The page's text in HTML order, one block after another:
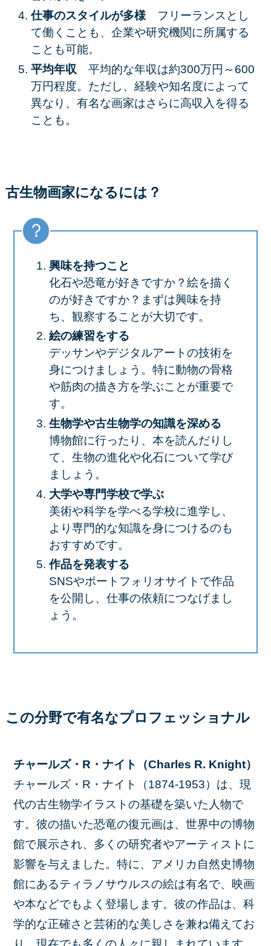
仕事のスタイルが多様
フリーランスとし
て働くことも、企業や研究機関に所属する
ことも可能。
平均年収 平均的な年収は約300万円～600
万円程度。ただし、経験や知名度によって
異なり、有名な画家はさらに高収入を得る
ことも。
古生物画家になるには？
興味を持つこと
化石や恐竜が好きですか？絵を描く
のが好きですか？まずは興味を持
ち、観察することが大切です。
絵の練習をする
デッサンやデジタルアートの技術を
身につけましょう。特に動物の骨格
や筋肉の描き方を学ぶことが重要で
す。
生物学や古生物学の知識を深める
博物館に行ったり、本を読んだりし
て、生物の進化や化石について学び
ましょう。
大学や専門学校で学ぶ
美術や科学を学べる学校に進学し、
より専門的な知識を身につけるのも
おすすめです。
作品を発表する
SNSやポートフォリオサイトで作品
を公開し、仕事の依頼につなげまし
ょう。
この分野で有名なプロフェッショナル
チャールズ・R・ナイト（Charles R. Knight）
チャールズ・R・ナイト（1874-1953）は、現
代の古生物学イラストの基礎を築いた人物で
す。彼の描いた恐竜の復元画は、世界中の博物
館で展示され、多くの研究者やアーティストに
影響を与えました。特に、アメリカ自然史博物
館にあるティラノサウルスの絵は有名で、映画
や本などでもよく登場します。彼の作品は、科
学的な正確さと芸術的な美しさを兼ね備えてお